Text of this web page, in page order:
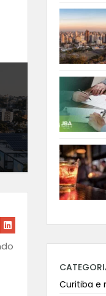
Curitiba e